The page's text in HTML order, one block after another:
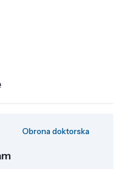
Obrona doktorska